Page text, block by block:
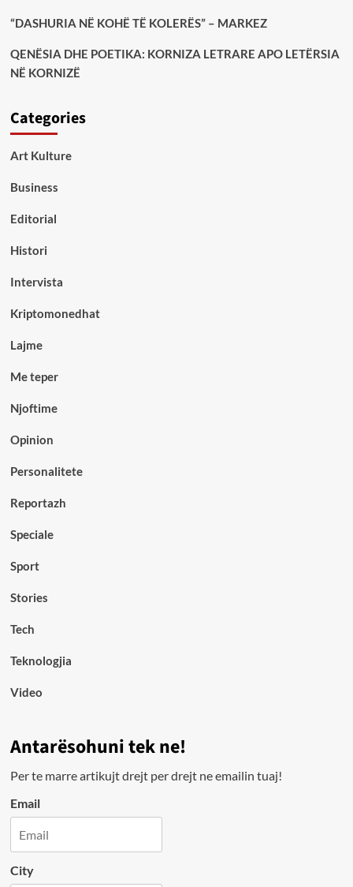
“DASHURIA NË KOHË TË KOLERËS” – MARKEZ
QENËSIA DHE POETIKA: KORNIZA LETRARE APO LETËRSIA
NË KORNIZË
Categories
Art Kulture
Business
Editorial
Histori
Intervista
Kriptomonedhat
Lajme
Me teper
Njoftime
Opinion
Personalitete
Reportazh
Speciale
Sport
Stories
Tech
Teknologjia
Video
Antarësohuni tek ne!
Per te marre artikujt drejt per drejt ne emailin tuaj!
Email
City